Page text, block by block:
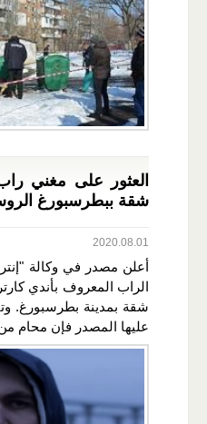
العثور على مغني
شقة ببطرسبورغ
2020.08.01
أعلن مصدر في وكالة
الراب المعروف بأندي
شقة بمدينة بطرسبورغ.
عليها المصدر فإن محام